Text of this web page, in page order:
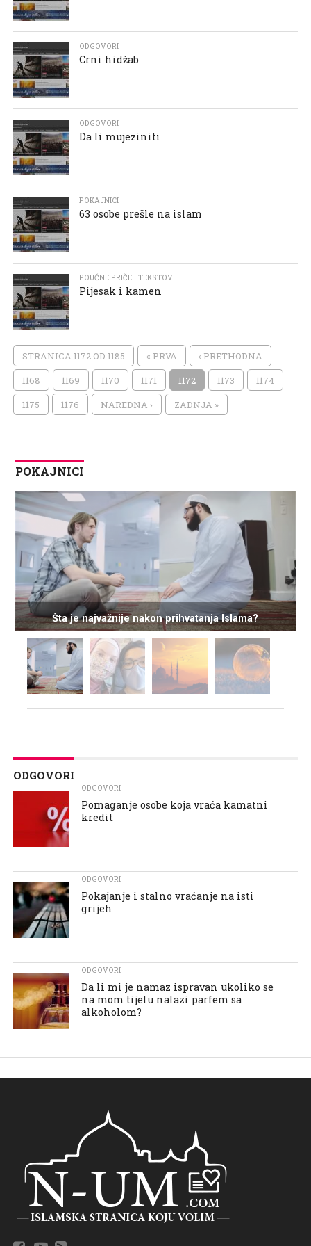
ODGOVORI
Crni hidžab
ODGOVORI
Da li mujeziniti
POKAJNICI
63 osobe prešle na islam
POUČNE PRIČE I TEKSTOVI
Pijesak i kamen
STRANICA 1172 OD 1185 « PRVA ‹ PRETHODNA
1168 1169 1170 1171 1172 1173 1174
1175 1176 NAREDNA › ZADNJA »
POKAJNICI
Šta je najvažnije nakon prihvatanja Islama?
ODGOVORI
ODGOVORI
Pomaganje osobe koja vraća kamatni
kredit
ODGOVORI
Pokajanje i stalno vraćanje na isti
grijeh
ODGOVORI
Da li mi je namaz ispravan ukoliko se
na mom tijelu nalazi parfem sa
alkoholom?